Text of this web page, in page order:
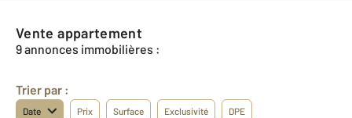
Vente appartement
9 annonces immobilières :
Trier par :
Date Prix Surface Exclusivité DPE